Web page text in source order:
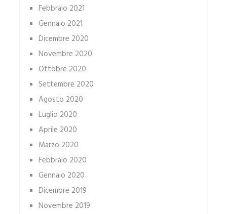
Febbraio 2021
Gennaio 2021
Dicembre 2020
Novembre 2020
Ottobre 2020
Settembre 2020
Agosto 2020
Luglio 2020
Aprile 2020
Marzo 2020
Febbraio 2020
Gennaio 2020
Dicembre 2019
Novembre 2019